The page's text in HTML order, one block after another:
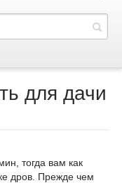
для дачи
тогда вам как
дров. Прежде чем